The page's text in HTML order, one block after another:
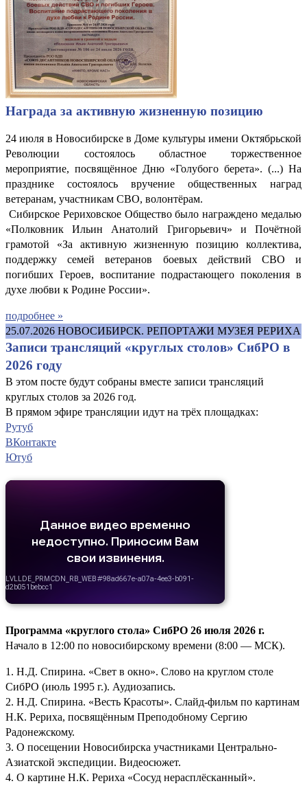
Награда за активную жизненную позицию
24 июля в Новосибирске в Доме культуры имени Октябрьской
Революции состоялось областное торжественное
мероприятие, посвящённое Дню «Голубого берета». (...) На
празднике состоялось вручение общественных наград
ветеранам, участникам СВО, волонтёрам.
Сибирское Рериховское Общество было награждено медалью
«Полковник Ильин Анатолий Григорьевич» и Почётной
грамотой «За активную жизненную позицию коллектива,
поддержку семей ветеранов боевых действий СВО и
погибших Героев, воспитание подрастающего поколения в
духе любви к Родине России».
подробнее »
25.07.2026 НОВОСИБИРСК. РЕПОРТАЖИ МУЗЕЯ РЕРИХА
Записи трансляций «круглых столов» СибРО в
2026 году
В этом посте будут собраны вместе записи трансляций
круглых столов за 2026 год.
В прямом эфире трансляции идут на трёх площадках:
Рутуб
ВКонтакте
Ютуб
Программа «круглого стола» СибРО 26 июля 2026 г.
Начало в 12:00 по новосибирскому времени (8:00 — МСК).
1. Н.Д. Спирина. «Свет в окно». Слово на круглом столе
СибРО (июль 1995 г.). Аудиозапись.
2. Н.Д. Спирина. «Весть Красоты». Слайд-фильм по картинам
Н.К. Рериха, посвящённым Преподобному Сергию
Радонежскому.
3. О посещении Новосибирска участниками Центрально-
Азиатской экспедиции. Видеосюжет.
4. О картине Н.К. Рериха «Сосуд нерасплёсканный».